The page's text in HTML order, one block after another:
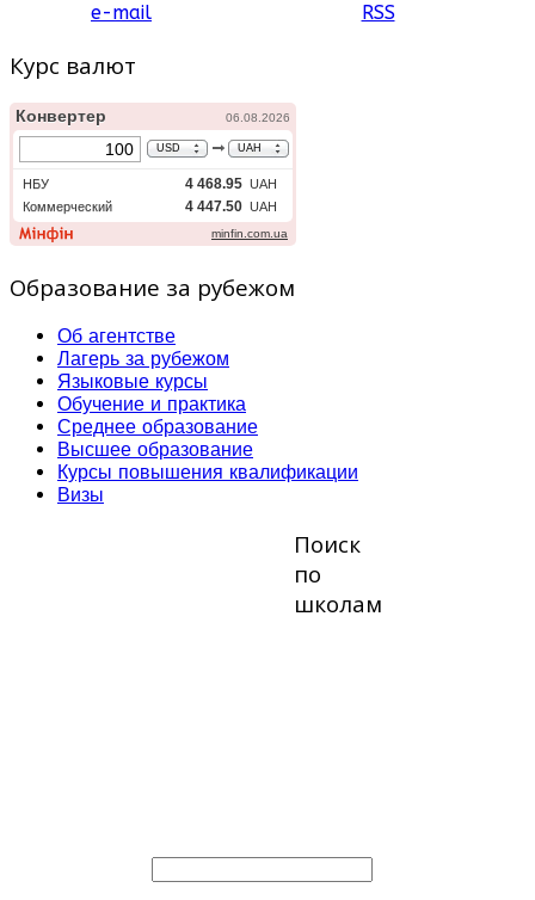
e-mail RSS
Курс валют
Образование за рубежом
Об агентстве
Лагерь за рубежом
Языковые курсы
Обучение и практика
Среднее образование
Высшее образование
Курсы повышения квалификации
Визы
Поиск
по
школам